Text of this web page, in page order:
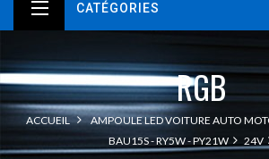
CATÉGORIES
RGB
ACCUEIL
AMPOULE LED VOITURE AUTO
BAU15S - RY5W - PY21W
24V